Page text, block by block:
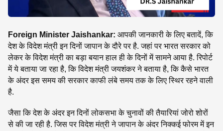
Foreign Minister Jaishankar: आपकी जानकारी के लिए बतादें, कि
देश के विदेश मंत्री इन दिनों जापान के दौरे पर है. जहां पर भारत सरकार को
लेकर के विदेश मंत्री का बड़ा बयान हाल ही के दिनों में सामने आया है. रिपोर्ट
में ये बताया जा रहा है, कि विदेश मंत्री जयशंकर ने बताया है, कि कैसे भारत
के अंदर इस समय की सरकार काफी लंबे समय तक के लिए स्थिर रहने वाली
है.
जैसा कि देश के अंदर इन दिनों लोकसभा के चुनावों की तैयारियां जोरो शोरों
से की जा रही है. जिस पर विदेश मंत्री ने जापान के अंदर निक्कई फोरम में इन